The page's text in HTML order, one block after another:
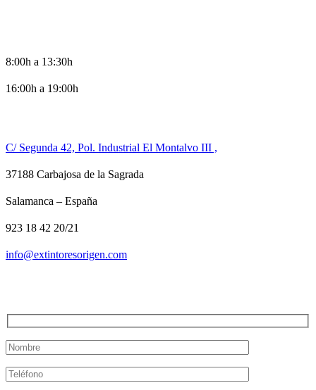
8:00h a 13:30h
16:00h a 19:00h
C/ Segunda 42, Pol. Industrial El Montalvo III ,
37188 Carbajosa de la Sagrada
Salamanca – España
923 18 42 20/21
info@extintoresorigen.com